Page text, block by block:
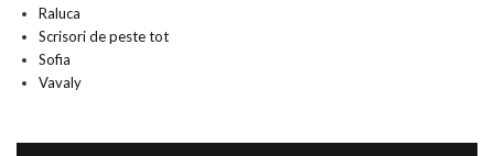
Raluca
Scrisori de peste tot
Sofia
Vavaly